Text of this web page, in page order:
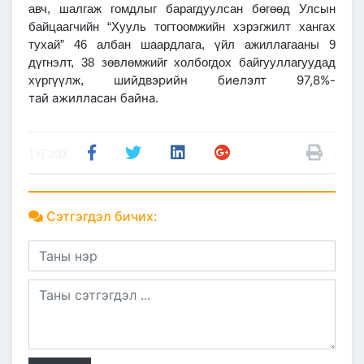
авч, шалгаж гомдлыг барагдуулсан бөгөөд Улсын
байцаагчийн “Хууль тогтоомжийн хэрэгжилт хангах
тухай” 46 албан шаардлага, үйл ажиллагааны 9
дүгнэлт, 38 зөвлөмжийг холбогдох байгууллагуудад
хүргүүлж, шийдвэрийн биелэлт 97,8%-
тай ажилласан байна.
Сэтгэгдэл бичих: